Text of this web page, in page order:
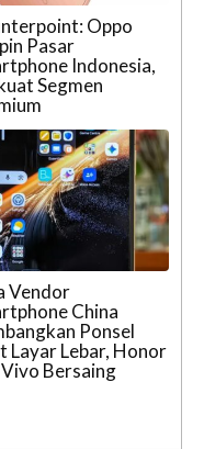
Oppo
Pasar
Indonesia,
Segmen
Vendor
China
Ponsel
Layar Lebar, Honor
Bersaing